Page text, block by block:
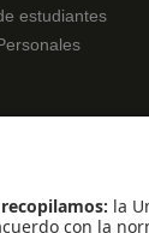
estudiantes